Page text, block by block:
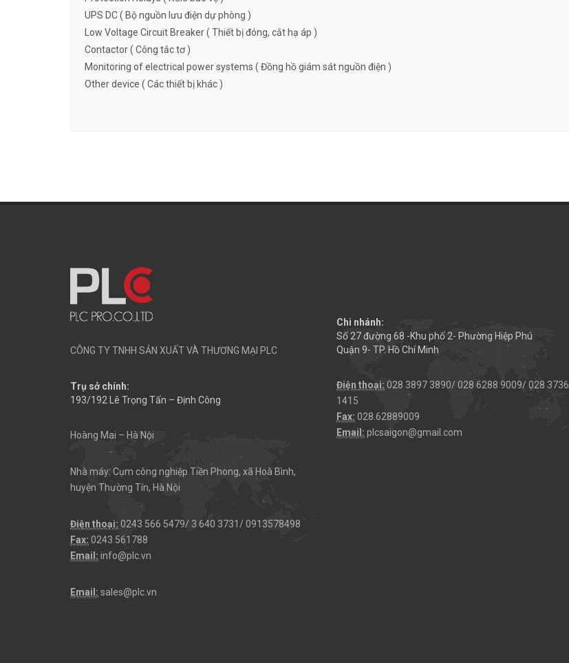
UPS DC ( Bộ nguồn lưu điện dự phòng )
Low Voltage Circuit Breaker ( Thiết bị đóng, cắt hạ áp )
Contactor ( Công tắc tơ )
Monitoring of electrical power systems ( Đồng hồ giám sát nguồn điện )
Other device ( Các thiết bị khác )
CÔNG TY TNHH SẢN XUẤT VÀ THƯƠNG MẠI PLC
Trụ sở chính:
193/192 Lê Trọng Tấn – Định Công
Hoàng Mai – Hà Nội
Nhà máy: Cụm công nghiệp Tiền Phong, xã Hoà Bình,
huyện Thường Tín, Hà Nội
Điện thoại: 0243 566 5479/ 3 640 3731/ 0913578498
Fax: 0243 561788
Email: info@plc.vn
Email: sales@plc.vn
Chi nhánh:
Số 27 đường 68 -Khu phố 2- Phường Hiệp Phú
Quận 9- TP. Hồ Chí Minh
Điện thoại: 028 3897 3890/ 028 6288 9009/ 028 3736
1415
Fax: 028.62889009
Email: plcsaigon@gmail.com